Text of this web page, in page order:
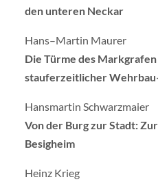
den unteren Neckar
Hans–Martin Maurer
Die Türme des Markgrafen
stauferzeitlicher
Hansmartin Schwarzmaier
Von der Burg zur Stadt:
Besigheim
Heinz Krieg